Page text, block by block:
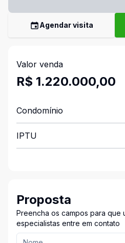
Agendar visita
Valor venda
R$ 1.220.000,00
Condomínio
IPTU
Proposta
Preencha os campos para que
especialistas entre em contato